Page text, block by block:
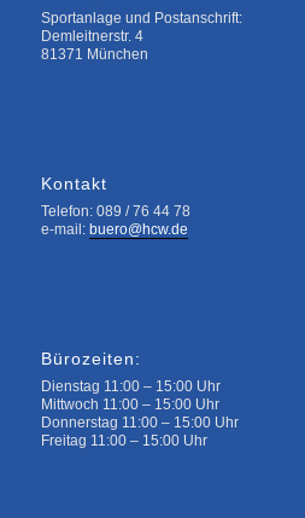
Sportanlage und Postanschrift:
Demleitnerstr. 4
81371 München
Kontakt
Telefon: 089 / 76 44 78
e-mail: buero@hcw.de
Bürozeiten:
Dienstag 11:00 – 15:00 Uhr
Mittwoch 11:00 – 15:00 Uhr
Donnerstag 11:00 – 15:00 Uhr
Freitag 11:00 – 15:00 Uhr